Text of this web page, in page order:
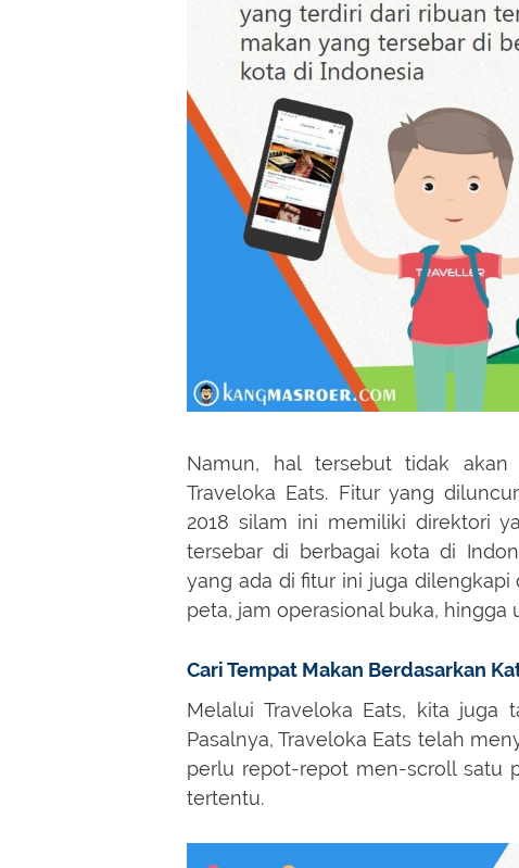
Namun, hal tersebut tidak
Traveloka Eats. Fitur yang
2018 silam ini memiliki direktori
tersebar di berbagai kota di
yang ada di fitur ini juga
peta, jam operasional buka, hingga
Cari Tempat Makan Berdasarkan
Melalui Traveloka Eats, kita juga
Pasalnya, Traveloka Eats telah
perlu repot-repot men-scroll satu
tertentu.